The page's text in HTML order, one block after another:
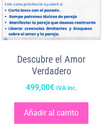
Descubre el Amor
Verdadero
499,00€ IVA inc.
Añadir al carrito